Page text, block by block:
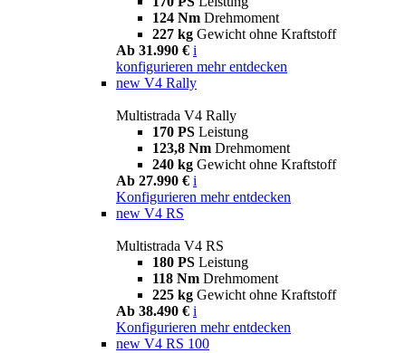
124 Nm Drehmoment
227 kg Gewicht ohne Kraftstoff
Ab 31.990 € i
konfigurieren mehr entdecken
new V4 Rally
Multistrada V4 Rally
170 PS Leistung
123,8 Nm Drehmoment
240 kg Gewicht ohne Kraftstoff
Ab 27.990 € i
Konfigurieren mehr entdecken
new V4 RS
Multistrada V4 RS
180 PS Leistung
118 Nm Drehmoment
225 kg Gewicht ohne Kraftstoff
Ab 38.490 € i
Konfigurieren mehr entdecken
new V4 RS 100